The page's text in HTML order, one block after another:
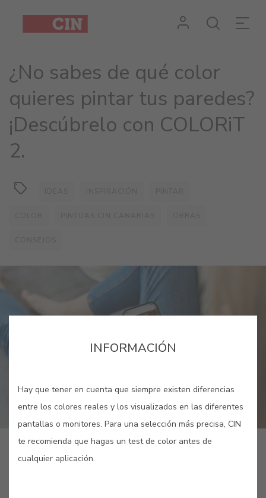
¿No sabes de qué color
quieres pintar tus paredes?
¡Descúbrelo con COLORiT
2.
INFORMACIÓN
Hay que tener en cuenta que siempre existen diferencias
entre los colores reales y los visualizados en las diferentes
pantallas o monitores. Para una selección más precisa, CIN
te recomienda que hagas un test de color antes de
cualquier aplicación.